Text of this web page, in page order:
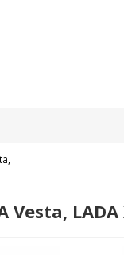
Vesta, LADA